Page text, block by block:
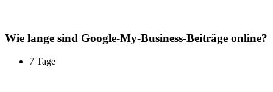
Wie lange sind Google-My-Business-Beiträge online?
7 Tage